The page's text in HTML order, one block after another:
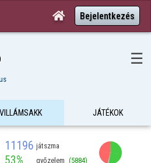
 Bejelentkezés
☰
VILLÁMSAKK JÁTÉKOK
11196 játszma
53% győzelem (5884)